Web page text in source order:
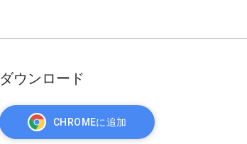
ダウンロード
CHROMEに追加